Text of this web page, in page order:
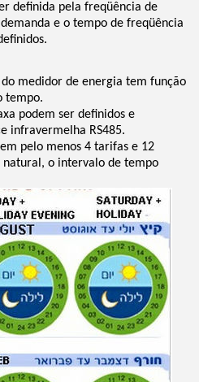
definida pela freqüência de
e o tempo de freqüência
medidor de energia tem função
tempo.
podem ser definidos e
infravermelha RS485.
pelo menos 4 tarifas e 12
o intervalo de tempo